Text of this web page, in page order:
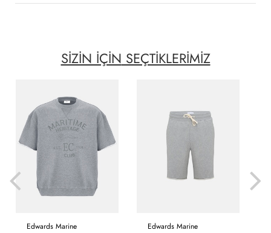
SİZİN İÇİN SEÇTİKLERİMİZ
Edwards Marine Edwards Marine